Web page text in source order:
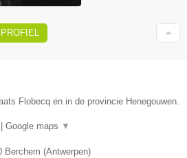
Flobecq en in de provincie Henegouwen.
Google maps ▼
Berchem (Antwerpen)